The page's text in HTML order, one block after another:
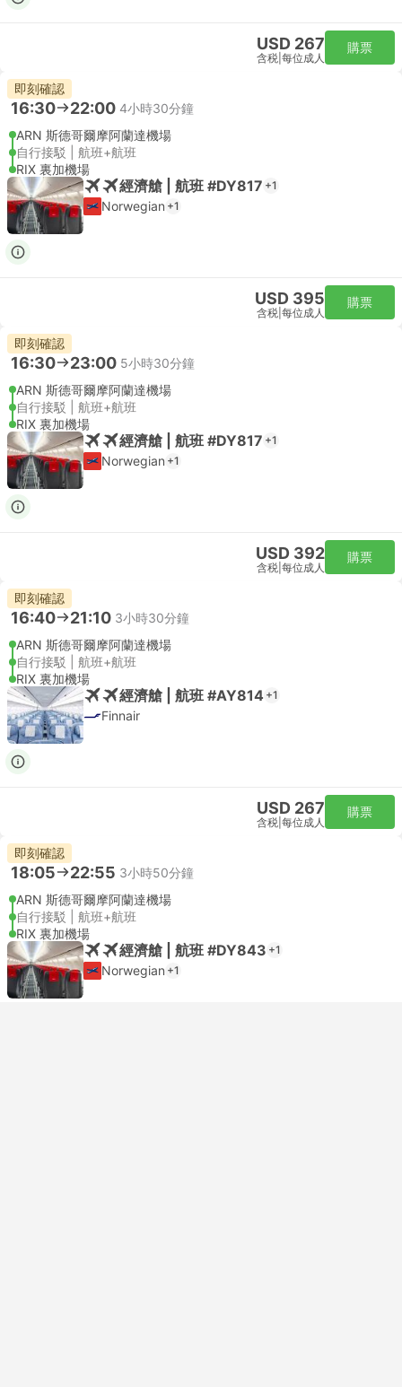
USD 267
含税 每位成人
購票
即刻確認
16:30 22:00 4小時30分鐘
ARN 斯德哥爾摩阿蘭達機場
自行接駁 | 航班+航班
RIX 裏加機場
經濟艙 | 航班 #DY817 +1
Norwegian +1
USD 395
含税 每位成人
購票
即刻確認
16:30 23:00 5小時30分鐘
ARN 斯德哥爾摩阿蘭達機場
自行接駁 | 航班+航班
RIX 裏加機場
經濟艙 | 航班 #DY817 +1
Norwegian +1
USD 392
含税 每位成人
購票
即刻確認
16:40 21:10 3小時30分鐘
ARN 斯德哥爾摩阿蘭達機場
自行接駁 | 航班+航班
RIX 裏加機場
經濟艙 | 航班 #AY814 +1
Finnair
USD 267
含税 每位成人
購票
即刻確認
18:05 22:55 3小時50分鐘
ARN 斯德哥爾摩阿蘭達機場
自行接駁 | 航班+航班
RIX 裏加機場
經濟艙 | 航班 #DY843 +1
Norwegian +1